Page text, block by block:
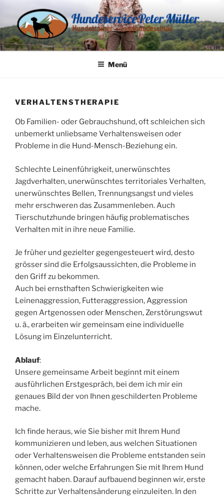
Inhalt
springen
HUNDESERVICE PETER
Hundetrainer und Jagdhundeschule
Menü
VERHALTENSTHERAPIE
Ob Familien- oder Gebrauchshund, oft schleichen sich
unbemerkt unliebsame Verhaltensweisen oder
Probleme in die Hund-Mensch-Beziehung ein.
Schlechte Leinenführigkeit, unerwünschtes
Jagdverhalten, unerwünschtes territoriales Verhalten,
unerwünschtes Bellen, Trennungsangst und vieles
mehr erschweren das Zusammenleben. Auch
Tierschutzhunde bringen häufig problematisches
Verhalten mit in ihre neue Familie.
Je früher und gezielter gegengesteuert wird, desto
grösser sind die Erfolgsaussichten, die Probleme in
den Griff zu bekommen.
Auch bei ernsthaften Schwierigkeiten wie
Leinenaggression, Futteraggression, Aggression
gegen Artgenossen oder Menschen, Zerstörungswut
u. ä., erarbeiten wir gemeinsam eine individuelle
Lösung im Einzelunterricht.
Ablauf:
Unsere gemeinsame Arbeit beginnt mit einem
ausführlichen Erstgespräch, bei dem ich mir ein
genaues Bild der von Ihnen geschilderten Probleme
mache.
Ich finde heraus, wie Sie bisher mit Ihrem Hund
kommunizieren und leben, aus welchen Situationen
oder Verhaltensweisen die Probleme entstanden sein
können, oder welche Erfahrungen Sie mit Ihrem Hund
gemacht haben. Darauf aufbauend beginnen wir, erste
Schritte zur Verhaltensänderung einzuleiten. In den